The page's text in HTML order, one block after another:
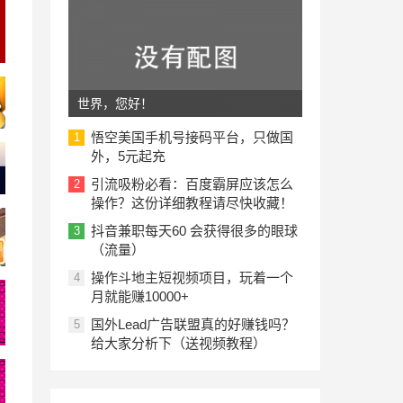
世界，您好！
1
悟空美国手机号接码平台，只做国
外，5元起充
2
引流吸粉必看：百度霸屏应该怎么
操作？这份详细教程请尽快收藏！
3
抖音兼职每天60 会获得很多的眼球
（流量）
4
操作斗地主短视频项目，玩着一个
月就能赚10000+
5
国外Lead广告联盟真的好赚钱吗？
给大家分析下（送视频教程）